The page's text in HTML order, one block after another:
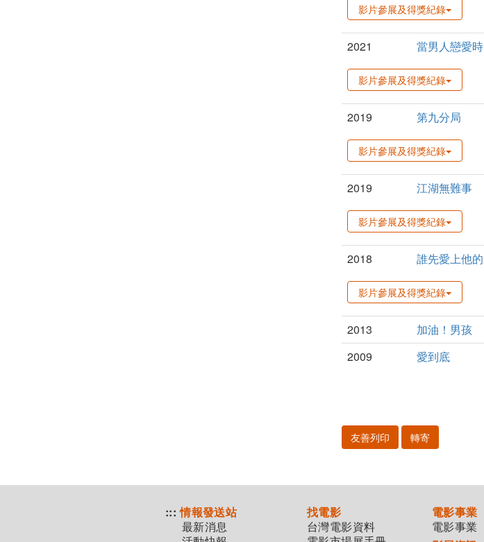
影片參展及得獎紀錄
2021 當男人戀愛時
影片參展及得獎紀錄
2019 第九分局
影片參展及得獎紀錄
2019 江湖無難事
影片參展及得獎紀錄
2018 誰先愛上他的
影片參展及得獎紀錄
2013
加油！男孩
2009
愛到底
友善列印 轉寄
::: 情報發送站
最新消息
找電影
台灣電影資料
電影事業
電影事業